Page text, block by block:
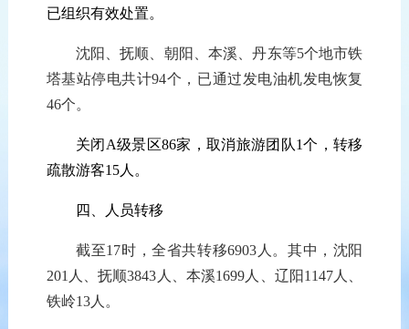
已组织有效处置。
沈阳、抚顺、朝阳、本溪、丹东等5个地市铁
塔基站停电共计94个，已通过发电油机发电恢复
46个。
关闭A级景区86家，取消旅游团队1个，转移
疏散游客15人。
四、人员转移
截至1 7时，全省共转移6903 人。其中，沈阳
201 人、抚顺3843 人、 本溪1699人、辽阳1147人、
铁岭13人。